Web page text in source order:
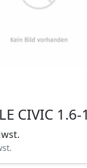
ZÜNDSPULLE